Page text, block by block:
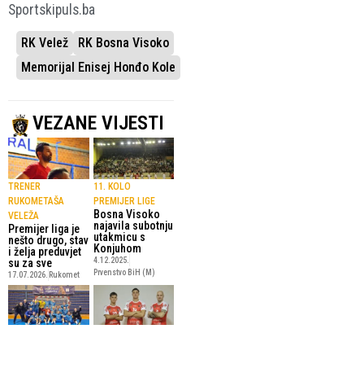
Sportskipuls.ba
RK Velež
RK Bosna Visoko
Memorijal Enisej Honđo Kole
VEZANE VIJESTI
TRENER
RUKOMETAŠA
VELEŽA
Premijer liga je
nešto drugo, stav
i želja preduvjet
su za sve
17.07.2026. Rukomet
11. KOLO
PREMIJER LIGE
Bosna Visoko
najavila subotnju
utakmicu s
Konjuhom
4.12.2025.
Prvenstvo BiH (M)